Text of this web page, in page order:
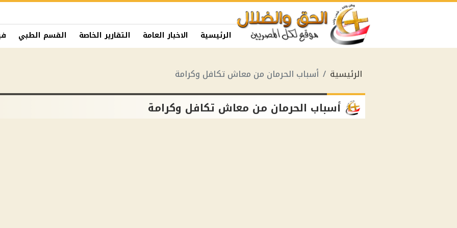
الرئيسية الاخبار العامة التقارير الخاصة القسم الطبي
الرئيسية أسباب الحرمان من معاش تكافل وكرامة
أسباب الحرمان من معاش تكافل وكرامة